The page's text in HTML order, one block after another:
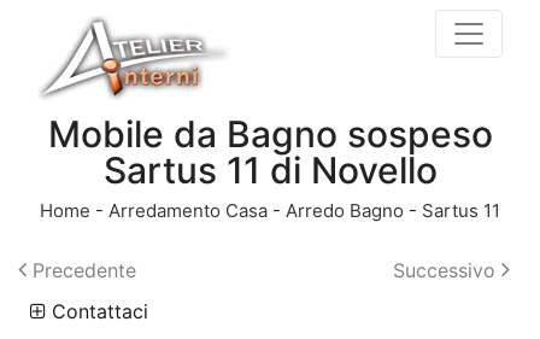
Mobile da Bagno sospeso
Sartus 11 di Novello
Home - Arredamento Casa - Arredo Bagno - Sartus 11
Precedente
Successivo
Contattaci